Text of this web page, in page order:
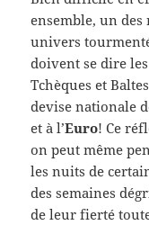
ensemble, un des
univers
doivent se dire
Tchèques et
devise nationale
et à l’Euro! Ce
on peut même
les nuits de
des semaines
de leur fierté